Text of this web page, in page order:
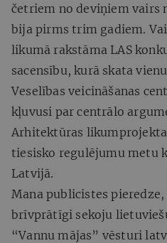
četriem no deviņiem vairs
bija pirms trim gadiem.
likumā rakstāma LAS
sacensību, kurā skata
Veselības veicināšanas
kļuvusi par centrālo
Arhitektūras
tiesisko regulējumu metu
Latvijā.
Mana publicistes
brīvprātīgi sekoju
“Vannu mājas” vēsturi